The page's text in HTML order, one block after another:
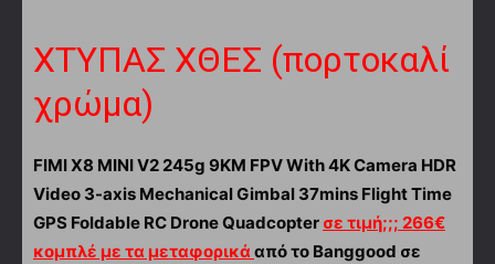
ΧΤΥΠΑΣ ΧΘΕΣ (πορτοκαλί
χρώμα)
FIMI X8 MINI V2 245g 9KM FPV With 4K Camera HDR
Video 3-axis Mechanical Gimbal 37mins Flight Time
GPS Foldable RC Drone Quadcopter σε τιμή;;; 266€
κομπλέ με τα μεταφορικά από το Banggood σε